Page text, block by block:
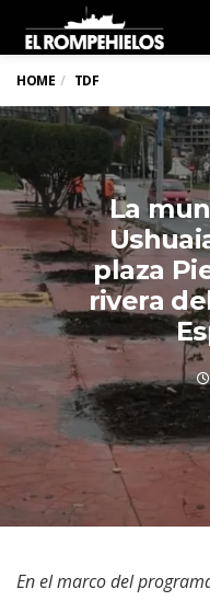
HOME TDF
La
plaza
rivera
En el marco del